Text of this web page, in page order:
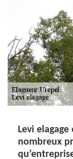
Levi
nombreux